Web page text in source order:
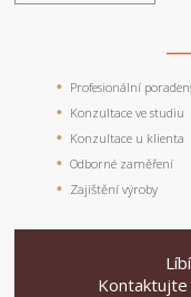
Profesionální
Konzultace ve studiu
Konzultace u klienta
Odborné zaměření
Zajištění výroby
Kontaktujte